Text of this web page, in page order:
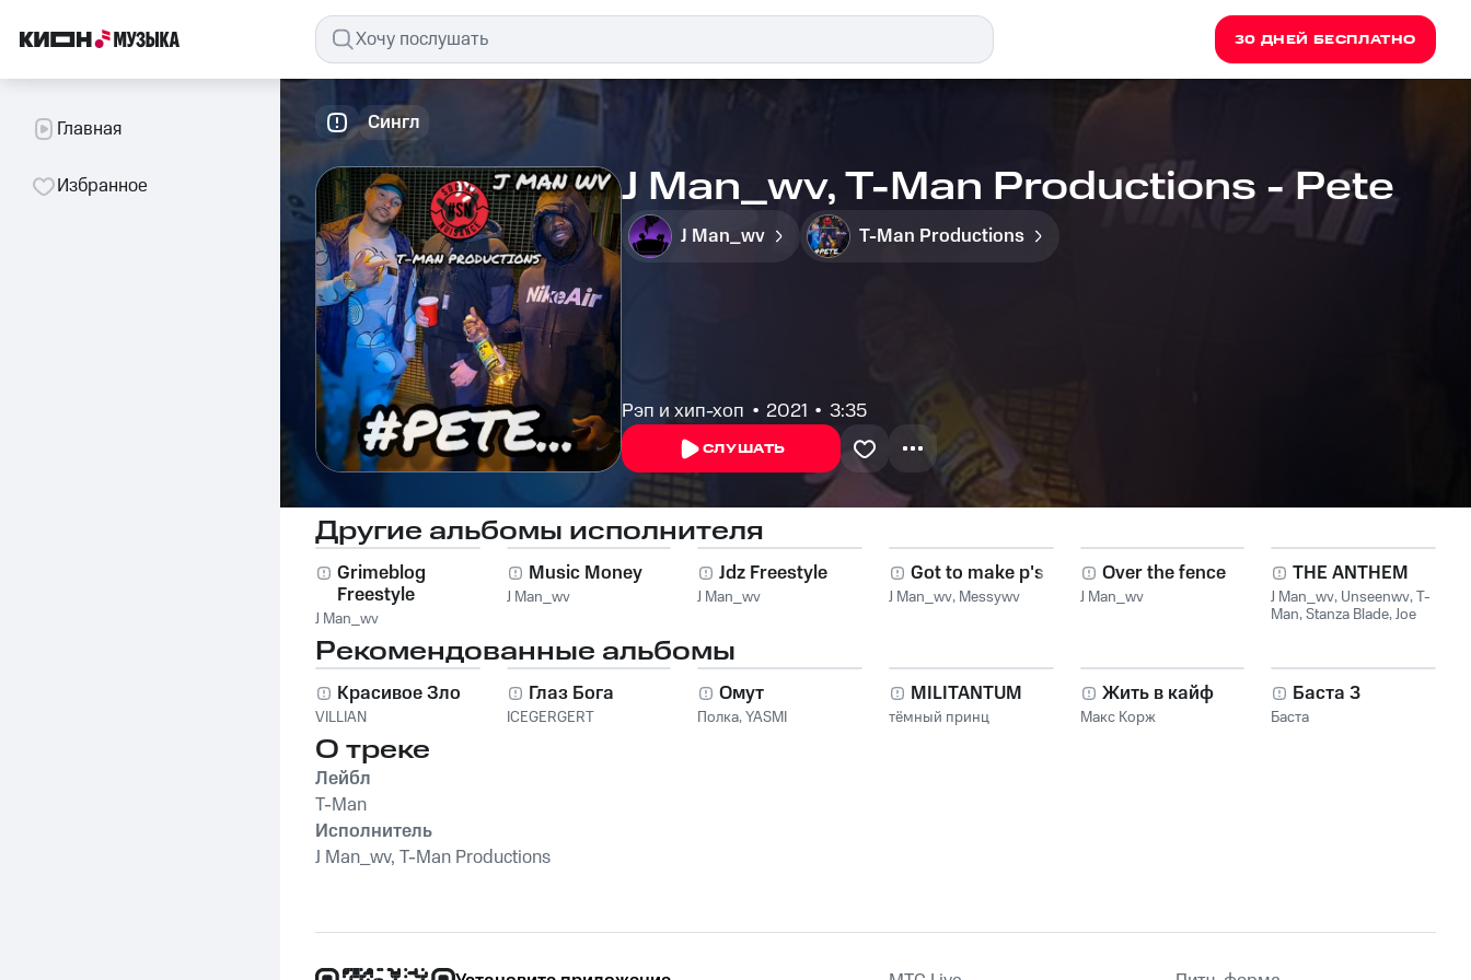
30 ДНЕЙ БЕСПЛАТНО
Главная
Избранное
Сингл
J Man_wv, T-Man Productions - Pete
J Man_wv T-Man Productions
Рэп и хип-хоп 2021 3:35
СЛУШАТЬ
Другие альбомы исполнителя
Grimeblog
Freestyle
J Man_wv
Music Money
J Man_wv
Jdz Freestyle
J Man_wv
Got to make p's
J Man_wv, Messywv
Over the fence
J Man_wv
THE ANTHEM
J Man_wv, Unseenwv,T-
Man,Stanza Blade,Joe
Рекомендованные альбомы
Красивое Зло
VILLIAN
Глаз Бога
ICEGERGERT
Омут
Полка,YASMI
MILITANTUM
тёмный принц
Жить в кайф
Макс Корж
Баста 3
Баста
О треке
Лейбл
T-Man
Исполнитель
J Man_wv, T-Man Productions